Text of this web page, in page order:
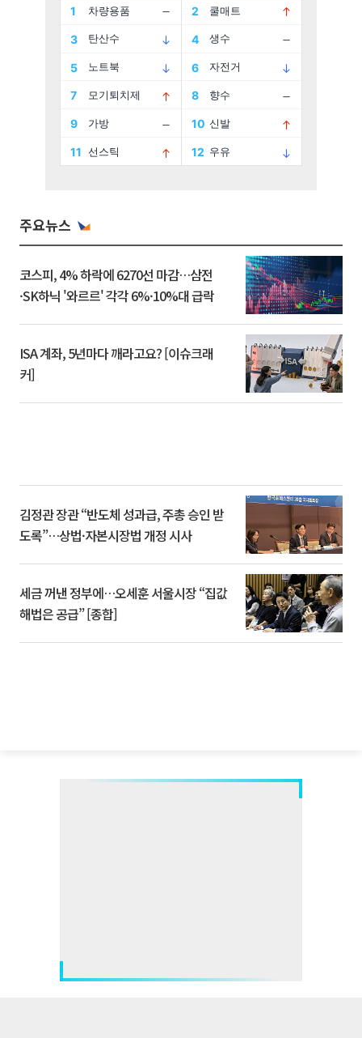
주요뉴스
코스피, 4% 하락에 6270선 마감…삼전
·SK하닉 '와르르' 각각 6%·10%대 급락
ISA 계좌, 5년마다 깨라고요? [이슈크래
커]
김정관 장관 “반도체 성과급, 주총 승인 받
도록”…상법·자본시장법 개정 시사
세금 꺼낸 정부에…오세훈 서울시장 “집값
해법은 공급” [종합]